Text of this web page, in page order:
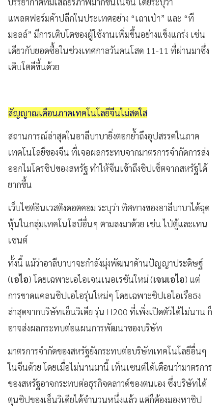
แพลตฟอร์มค้าปลีกในประเทศอย่าง “เถาเป่า” และ “ที
มอลล์” มีการเติบโตของผู้ใช้งานเพิ่มขึ้นอย่างแข็งแกร่ง เช่น
เดียวกับยอดซื้อในช่วงเทศกาลวันคนโสด 11-11 ที่ผ่านมาซึ่ง
เติบโตดีขึ้นด้วย
สัญญาณเตือนภาคเทคโนโลยีจีนไม่สดใส
สถานการณ์ล่าสุดในอาลีบาบายิ่งตอกย้ำถึงอุปสรรคในภาค
เทคโนโลยีของจีน ที่เจอผลกระทบจากมาตรการจำกัดการส่ง
ออกไมโครชิปของสหรัฐ ทำให้จีนเข้าถึงชิปเซ็ตจากสหรัฐได้
ยากขึ้น
เว็บไซต์อินเวสติงดอตคอม ระบุว่า ทิศทางของอาลีบาบาได้ฉุด
หุ้นในกลุ่มเทคโนโลบีอื่นๆ ตามลงมาด้วย เช่น ไป่ตู้และเทน
เซนต์
ทั้งนี้ แม้ว่าอาลีบาบาจะกำลังมุ่งพัฒนาด้านปัญญาประดิษฐ์
(เอไอ) โดยเฉพาะเอไอเจนเนอเรชันใหม่ (เจนเอไอ) แต่
การขาดแคลนชิปเอไอรุ่นใหม่ๆ โดยเฉพาะชิปเอไอเรือธง
ล่าสุดจากบริษัทเอ็นวิเดีย รุ่น H200 ที่เพิ่งเปิดตัวได้ไม่นาน ก็
อาจส่งผลกระทบต่อแผนการพัฒนาของบริษัท
มาตรการจำกัดของสหรัฐยังกระทบต่อบริษัทเทคโนโลยีอื่นๆ
ในจีนด้วย โดยเมื่อไม่นานมานี้ เท็นเซนต์ได้เตือนว่ามาตรการ
ของสหรัฐอาจกระทบต่อธุรกิจคลาวด์ของตนเอง ซึ่งบริษัทได้
ตุนชิปของเอ็นวิเดียได้จำนวนหนึ่งแล้ว แต่ก็ต้องมองหาชิป